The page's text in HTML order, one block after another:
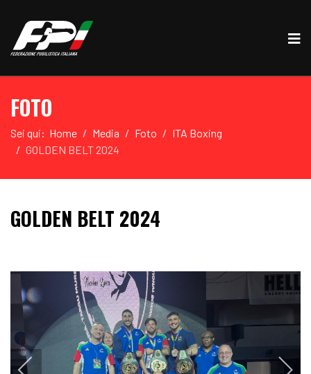
FOTO
Sei qui: Home Media Foto
ITA Boxing
GOLDEN BELT 2024
GOLDEN BELT 2024